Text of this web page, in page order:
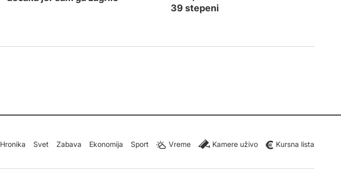
39 stepeni
Hronika Svet Zabava Ekonomija Sport Vreme Kamere uživo Kursna lista